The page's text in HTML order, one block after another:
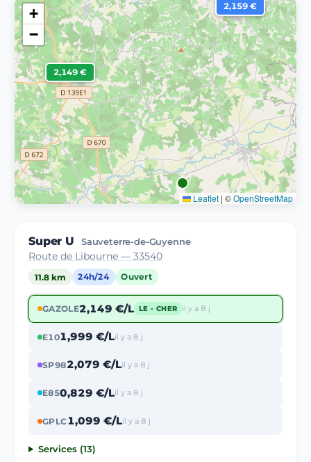
2,149 €
2,159 €
+
−
Leaflet | ©OpenStreetMap
Super U Sauveterre-de-Guyenne
Route de Libourne — 33540
11.8 km 24h/24 Ouvert
GAZOLE2,149 €/L LE - CHER il y a 8 j
E101,999 €/Lil y a 8 j
SP982,079 €/Lil y a 8 j
E850,829 €/Lil y a 8 j
GPLC1,099 €/Lil y a 8 j
Services (13)